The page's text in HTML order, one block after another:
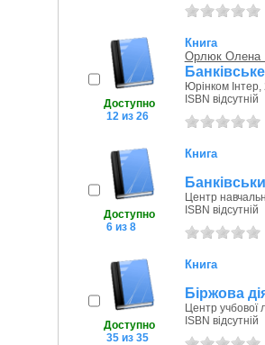
Доступно
12 из 26
Книга
Орлюк Олена
Юрінком
ISBN відсутній
Доступно
6 из 8
Книга
Центр
ISBN відсутній
Доступно
35 из 35
Книга
Біржова
Центр учбової
ISBN відсутній